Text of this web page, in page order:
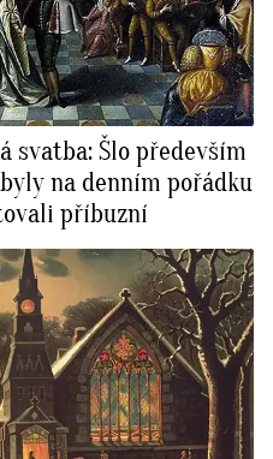
svatba: Šlo především
na denním pořádku
příbuzní